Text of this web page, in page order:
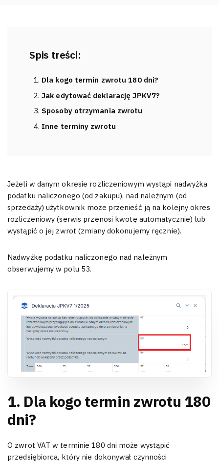
Spis treści:
Dla kogo termin zwrotu 180 dni?
Jak edytować deklarację JPKV7?
Sposoby otrzymania zwrotu
Inne terminy zwrotu
Jeżeli w danym okresie rozliczeniowym wystąpi nadwyżka
podatku naliczonego (od zakupu), nad należnym (od
sprzedaży) użytkownik może przenieść ją na kolejny okres
rozliczeniowy (serwis przenosi kwotę automatycznie) lub
wystąpić o jej zwrot (zmiany dokonujemy ręcznie).
Nadwyżkę podatku naliczonego nad należnym
obserwujemy w polu 53.
1. Dla kogo termin zwrotu 180
dni?
O zwrot VAT w terminie 180 dni może wystąpić
przedsiębiorca, który nie dokonywał czynności